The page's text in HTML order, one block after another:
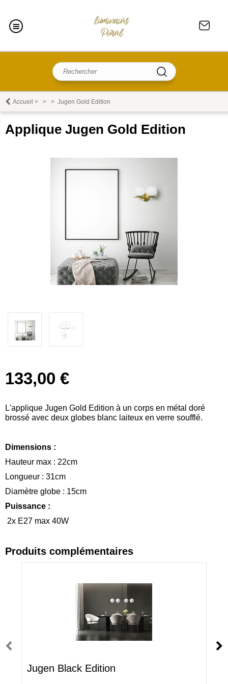
Accueil > > > Jugen Gold Edition
Applique Jugen Gold Edition
133,00 €
L'applique Jugen Gold Edition à un corps en métal doré
brossé avec deux globes blanc laiteux en verre soufflé.
Dimensions :
Hauteur max : 22cm
Longueur : 31cm
Diamètre globe : 15cm
Puissance :
2x E27 max 40W
Produits complémentaires
Jugen Black Edition